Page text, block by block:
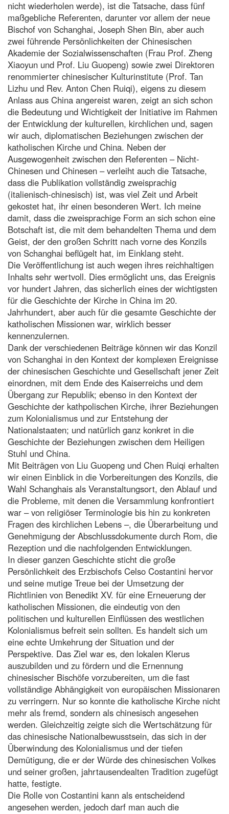
nicht wiederholen werde), ist die Tatsache, dass fünf
maßgebliche Referenten, darunter vor allem der neue
Bischof von Schanghai, Joseph Shen Bin, aber auch
zwei führende Persönlichkeiten der Chinesischen
Akademie der Sozialwissenschaften (Frau Prof. Zheng
Xiaoyun und Prof. Liu Guopeng) sowie zwei Direktoren
renommierter chinesischer Kulturinstitute (Prof. Tan
Lizhu und Rev. Anton Chen Ruiqi), eigens zu diesem
Anlass aus China angereist waren, zeigt an sich schon
die Bedeutung und Wichtigkeit der Initiative im Rahmen
der Entwicklung der kulturellen, kirchlichen und, sagen
wir auch, diplomatischen Beziehungen zwischen der
katholischen Kirche und China. Neben der
Ausgewogenheit zwischen den Referenten – Nicht-
Chinesen und Chinesen – verleiht auch die Tatsache,
dass die Publikation vollständig zweisprachig
(italienisch-chinesisch) ist, was viel Zeit und Arbeit
gekostet hat, ihr einen besonderen Wert. Ich meine
damit, dass die zweisprachige Form an sich schon eine
Botschaft ist, die mit dem behandelten Thema und dem
Geist, der den großen Schritt nach vorne des Konzils
von Schanghai beflügelt hat, im Einklang steht.
Die Veröffentlichung ist auch wegen ihres reichhaltigen
Inhalts sehr wertvoll. Dies ermöglicht uns, das Ereignis
vor hundert Jahren, das sicherlich eines der wichtigsten
für die Geschichte der Kirche in China im 20.
Jahrhundert, aber auch für die gesamte Geschichte der
katholischen Missionen war, wirklich besser
kennenzulernen.
Dank der verschiedenen Beiträge können wir das Konzil
von Schanghai in den Kontext der komplexen Ereignisse
der chinesischen Geschichte und Gesellschaft jener Zeit
einordnen, mit dem Ende des Kaiserreichs und dem
Übergang zur Republik; ebenso in den Kontext der
Geschichte der kathpolischen Kirche, ihrer Beziehungen
zum Kolonialismus und zur Entstehung der
Nationalstaaten; und natürlich ganz konkret in die
Geschichte der Beziehungen zwischen dem Heiligen
Stuhl und China.
Mit Beiträgen von Liu Guopeng und Chen Ruiqi erhalten
wir einen Einblick in die Vorbereitungen des Konzils, die
Wahl Schanghais als Veranstaltungsort, den Ablauf und
die Probleme, mit denen die Versammlung konfrontiert
war – von religiöser Terminologie bis hin zu konkreten
Fragen des kirchlichen Lebens –, die Überarbeitung und
Genehmigung der Abschlussdokumente durch Rom, die
Rezeption und die nachfolgenden Entwicklungen.
In dieser ganzen Geschichte sticht die große
Persönlichkeit des Erzbischofs Celso Costantini hervor
und seine mutige Treue bei der Umsetzung der
Richtlinien von Benedikt XV. für eine Erneuerung der
katholischen Missionen, die eindeutig von den
politischen und kulturellen Einflüssen des westlichen
Kolonialismus befreit sein sollten. Es handelt sich um
eine echte Umkehrung der Situation und der
Perspektive. Das Ziel war es, den lokalen Klerus
auszubilden und zu fördern und die Ernennung
chinesischer Bischöfe vorzubereiten, um die fast
vollständige Abhängigkeit von europäischen Missionaren
zu verringern. Nur so konnte die katholische Kirche nicht
mehr als fremd, sondern als chinesisch angesehen
werden. Gleichzeitig zeigte sich die Wertschätzung für
das chinesische Nationalbewusstsein, das sich in der
Überwindung des Kolonialismus und der tiefen
Demütigung, die er der Würde des chinesischen Volkes
und seiner großen, jahrtausendealten Tradition zugefügt
hatte, festigte.
Die Rolle von Costantini kann als entscheidend
angesehen werden, jedoch darf man auch die